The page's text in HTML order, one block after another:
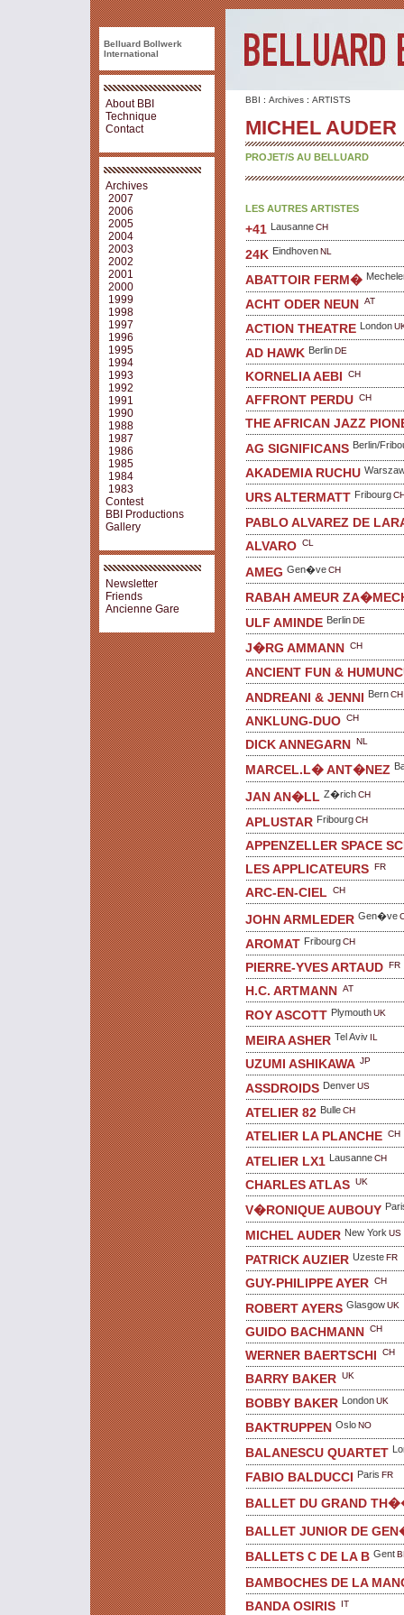
BBI : Archives : ARTISTS
MICHEL AUDER
PROJET/S AU BELLUARD
LES AUTRES ARTISTES
+41 LausanneCH
24K EindhovenNL
ABATTOIR FERM�
ACHT ODER NEUN AT
ACTION THEATRE London
AD HAWK BerlinDE
KORNELIA AEBI CH
AFFRONT PERDU CH
THE AFRICAN JAZZ
AG SIGNIFICANS Berlin/
AKADEMIA RUCHU
URS ALTERMATT Fribourg
PABLO ALVAREZ DE
ALVARO CL
AMEG Gen�veCH
RABAH AMEUR
ULF AMINDE BerlinDE
J�RG AMMANN CH
ANCIENT FUN &
ANDREANI & JENNI BernCH
ANKLUNG-DUO CH
DICK ANNEGARN NL
MARCEL.L� ANT�NEZ
JAN AN�LL Z�richCH
APLUSTAR FribourgCH
APPENZELLER SPACE
LES APPLICATEURS FR
ARC-EN-CIEL CH
JOHN ARMLEDER Gen�ve
AROMAT FribourgCH
PIERRE-YVES ARTAUD FR
H.C. ARTMANN AT
ROY ASCOTT PlymouthUK
MEIRA ASHER Tel Aviv IL
UZUMI ASHIKAWA JP
ASSDROIDS DenverUS
ATELIER 82 BulleCH
ATELIER LA PLANCHE CH
ATELIER LX1 LausanneCH
CHARLES ATLAS UK
V�RONIQUE AUBOUY
MICHEL AUDER New York US
PATRICK AUZIER UzesteFR
GUY-PHILIPPE AYER CH
ROBERT AYERS GlasgowUK
GUIDO BACHMANN CH
WERNER BAERTSCHI CH
BARRY BAKER UK
BOBBY BAKER LondonUK
BAKTRUPPEN OsloNO
BALANESCU QUARTET
FABIO BALDUCCI Paris FR
BALLET DU GRAND
BALLET JUNIOR DE
BALLETS C DE LA B Gent
BAMBOCHES DE LA
BANDA OSIRIS
IT
Belluard Bollwerk
International
About BBI
Technique
Contact
Archives
2007
2006
2005
2004
2003
2002
2001
2000
1999
1998
1997
1996
1995
1994
1993
1992
1991
1990
1988
1987
1986
1985
1984
1983
Contest
BBI Productions
Gallery
Newsletter
Friends
Ancienne Gare